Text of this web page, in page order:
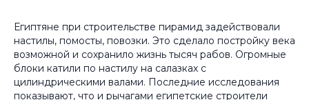
Египтяне при строительстве пирамид задействовали
настилы, помосты, повозки. Это сделало постройку века
возможной и сохранило жизнь тысяч рабов. Огромные
блоки катили по настилу на салазках с
цилиндрическими валами. Последние исследования
показывают, что и рычагами египетские строители